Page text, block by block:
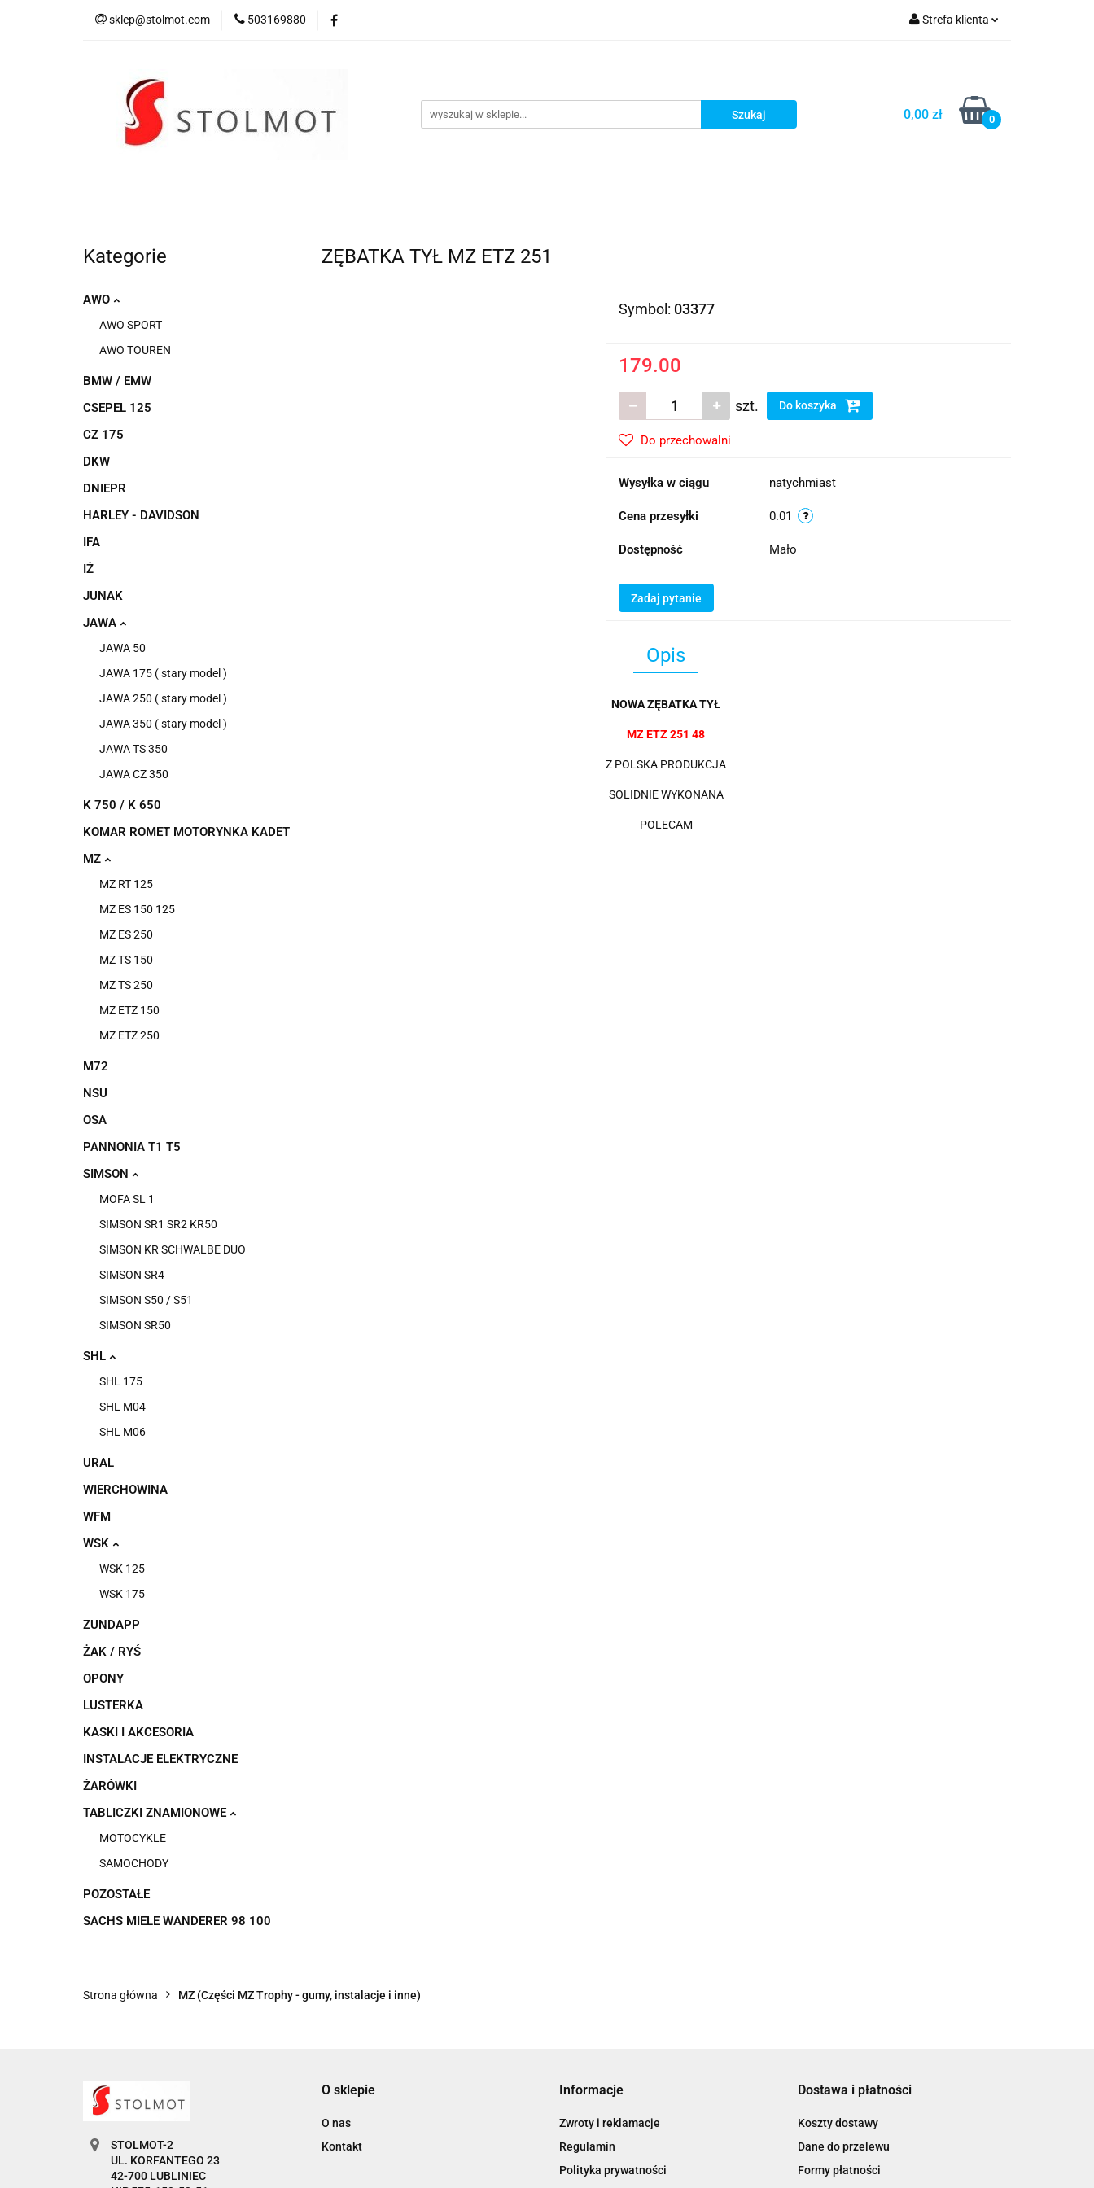
sklep@stolmot.com 503169880 Strefa klienta
Dodaj zgłoszenie
0,00 zł 0
Kategorie
AWO
AWO SPORT
AWO TOUREN
BMW / EMW
CSEPEL 125
CZ 175
DKW
DNIEPR
HARLEY - DAVIDSON
IFA
IŻ
JUNAK
JAWA
JAWA 50
JAWA 175 ( stary model )
JAWA 250 ( stary model )
JAWA 350 ( stary model )
JAWA TS 350
JAWA CZ 350
K 750 / K 650
KOMAR ROMET MOTORYNKA KADET
MZ
MZ RT 125
MZ ES 150 125
MZ ES 250
MZ TS 150
MZ TS 250
MZ ETZ 150
MZ ETZ 250
M72
NSU
OSA
PANNONIA T1 T5
SIMSON
MOFA SL 1
SIMSON SR1 SR2 KR50
SIMSON KR SCHWALBE DUO
SIMSON SR4
SIMSON S50 / S51
SIMSON SR50
SHL
SHL 175
SHL M04
SHL M06
URAL
WIERCHOWINA
WFM
WSK
WSK 125
WSK 175
ZUNDAPP
ŻAK / RYŚ
OPONY
LUSTERKA
KASKI I AKCESORIA
INSTALACJE ELEKTRYCZNE
ŻARÓWKI
TABLICZKI ZNAMIONOWE
MOTOCYKLE
SAMOCHODY
POZOSTAŁE
SACHS MIELE WANDERER 98 100
ZĘBATKA TYŁ MZ ETZ 251
Symbol: 03377
179.00
szt. Do koszyka
Do przechowalni
Wysyłka w ciągu natychmiast
Cena przesyłki 0.01
Dostępność Mało
Zadaj pytanie
Opis
NOWA ZĘBATKA TYŁ
MZ ETZ 251 48
Z POLSKA PRODUKCJA
SOLIDNIE WYKONANA
POLECAM
Strona główna MZ (Części MZ Trophy - gumy, instalacje i inne)
STOLMOT-2
UL. KORFANTEGO 23
42-700 LUBLINIEC
O sklepie
O nas
Kontakt
Informacje
Zwroty i reklamacje
Regulamin
Polityka prywatności
Dostawa i płatności
Koszty dostawy
Dane do przelewu
Formy płatności